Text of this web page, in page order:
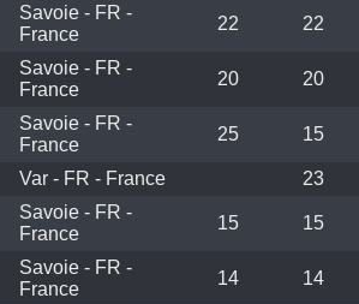
Savoie - FR -
France
22 22
Savoie - FR -
France
20 20
Savoie - FR -
France
25 15
Var - FR - France 23
Savoie - FR -
France
15 15
Savoie - FR -
France
14 14